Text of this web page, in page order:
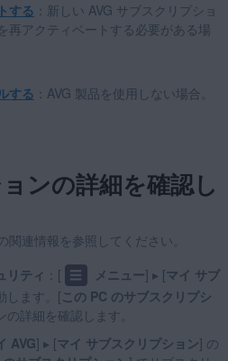
する ：新しい AVG サブスクリプショ
再アクティベートする必要がある場
する ：AVG 製品を使用しない場合。
ンの詳細を確認し
連情報を参照してください。
リティ ：[ ☰ メニュー] ▸ [マイ サブ
します。[この PC のサブスクリプシ
詳細を確認します。
AVG] ▸ [マイ サブスクリプション] の